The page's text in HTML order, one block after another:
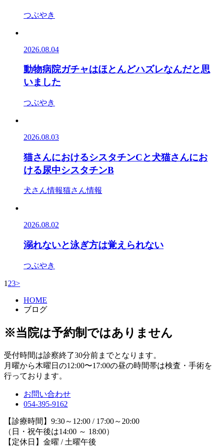
つぶやき
2026.08.04
動物病院ガチャはほとんどハズレなんだと思
いました
つぶやき
2026.08.03
猫さんにおけるシスタチンCと犬猫さんにお
ける尿中シスタチンB
犬さん情報猫さん情報
2026.08.02
溺れないと泳ぎ方は覚えられない
つぶやき
1 23>
HOME
ブログ
※当院は予約制ではありません
受付時間は診察終了30分前までとなります。
月曜から木曜日の12:00〜17:00の昼の時間帯は検査・手術を
行っております。
お問い合わせ
054-395-9162
【診療時間】9:30～12:00 / 17:00～20:00
（日・祝午後は14:00 ～ 18:00）
【定休日】金曜 / 土曜午後